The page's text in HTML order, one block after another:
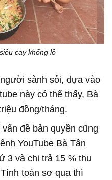
cay khổng lồ
sành sỏi, dựa vào
này có thể thấy, Bà
đồng/tháng.
đề bản quyền cũng
YouTube Bà Tân
3 và chi trả 15 % thu
toán sơ qua thì